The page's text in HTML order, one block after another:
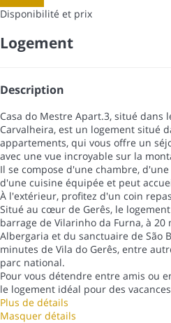
Disponibilité et prix
Logement
Description
Casa do Mestre Apart.3, situé dans
Carvalheira, est un logement situé
appartements, qui vous offre un
avec une vue incroyable sur la
Il se compose d'une chambre,
d'une cuisine équipée et peut
À l'extérieur, profitez d'un coin
Situé au cœur de Gerês, le
barrage de Vilarinho da Furna, à 20
Albergaria et du sanctuaire de São
minutes de Vila do Gerês, entre
parc national.
Pour vous détendre entre amis ou
le logement idéal pour des
Plus de détails
Masquer détails